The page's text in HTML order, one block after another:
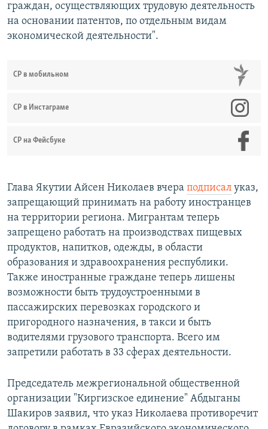
граждан, осуществляющих трудовую деятельность
на основании патентов, по отдельным видам
экономической деятельности".
СР в мобильном
СР в Инстаграме
СР на Фейсбуке
Глава Якутии Айсен Николаев вчера подписал указ,
запрещающий принимать на работу иностранцев
на территории региона. Мигрантам теперь
запрещено работать на производствах пищевых
продуктов, напитков, одежды, в области
образования и здравоохранения республики.
Также иностранные граждане теперь лишены
возможности быть трудоустроенными в
пассажирских перевозках городского и
пригородного назначения, в такси и быть
водителями грузового транспорта. Всего им
запретили работать в 33 сферах деятельности.
Председатель межрегиональной общественной
организации "Киргизское единение" Абдыганы
Шакиров заявил, что указ Николаева противоречит